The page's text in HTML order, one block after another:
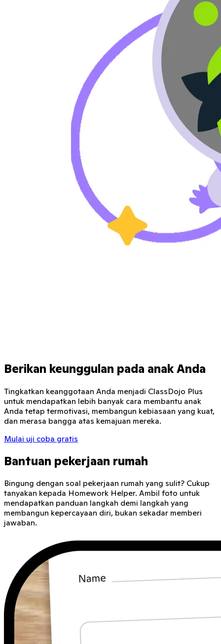
Berikan keunggulan pada anak Anda
Tingkatkan keanggotaan Anda menjadi ClassDojo Plus
untuk mendapatkan lebih banyak cara membantu anak
Anda tetap termotivasi, membangun kebiasaan yang kuat,
dan merasa bangga atas kemajuan mereka.
Mulai uji coba gratis
Bantuan pekerjaan rumah
Bingung dengan soal pekerjaan rumah yang sulit? Cukup
tanyakan kepada Homework Helper. Ambil foto untuk
mendapatkan panduan langkah demi langkah yang
membangun kepercayaan diri, bukan sekadar memberi
jawaban.